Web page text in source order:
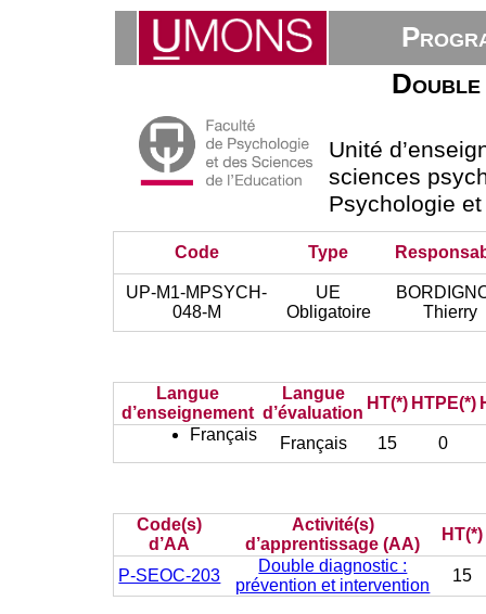
Unité
sciences
Psychologie
Code Type
UP-M1-MPSYCH-
048-M
UE
Obligatoire
Thierry
Langue
d’enseignement
Langue
d’évaluation
HT(*) HTPE(*)
Français
Français 15 0
Code(s)
d’AA
Activité(s)
d’apprentissage (AA)
HT(*)
P-SEOC-203
Double diagnostic :
prévention et intervention
15